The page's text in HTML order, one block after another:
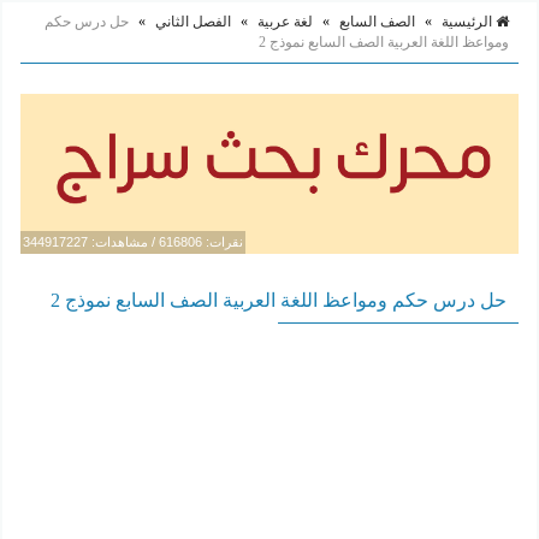
الرئيسية » الصف السابع » لغة عربية » الفصل الثاني » حل درس حكم
ومواعظ اللغة العربية الصف السابع نموذج 2
نقرات: 616806 / مشاهدات: 344917227
حل درس حكم ومواعظ اللغة العربية الصف السابع نموذج 2